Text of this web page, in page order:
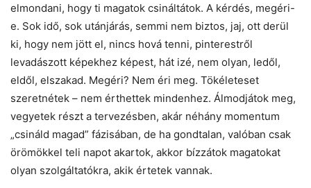
elmondani, hogy ti magatok csináltátok. A kérdés, megéri-
e. Sok idő, sok utánjárás, semmi nem biztos, jaj, ott derül
ki, hogy nem jött el, nincs hová tenni, pinterestről
levadászott képekhez képest, hát izé, nem olyan, ledől,
eldől, elszakad. Megéri? Nem éri meg. Tökéleteset
szeretnétek – nem érthettek mindenhez. Álmodjátok meg,
vegyetek részt a tervezésben, akár néhány momentum
„csináld magad” fázisában, de ha gondtalan, valóban csak
örömökkel teli napot akartok, akkor bízzátok magatokat
olyan szolgáltatókra, akik értetek vannak.